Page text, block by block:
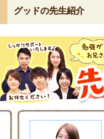
グッドの先生紹介